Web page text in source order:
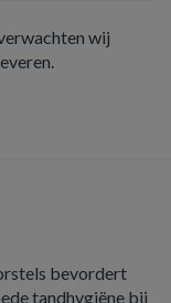
wij
bevordert
tandhygiëne bij